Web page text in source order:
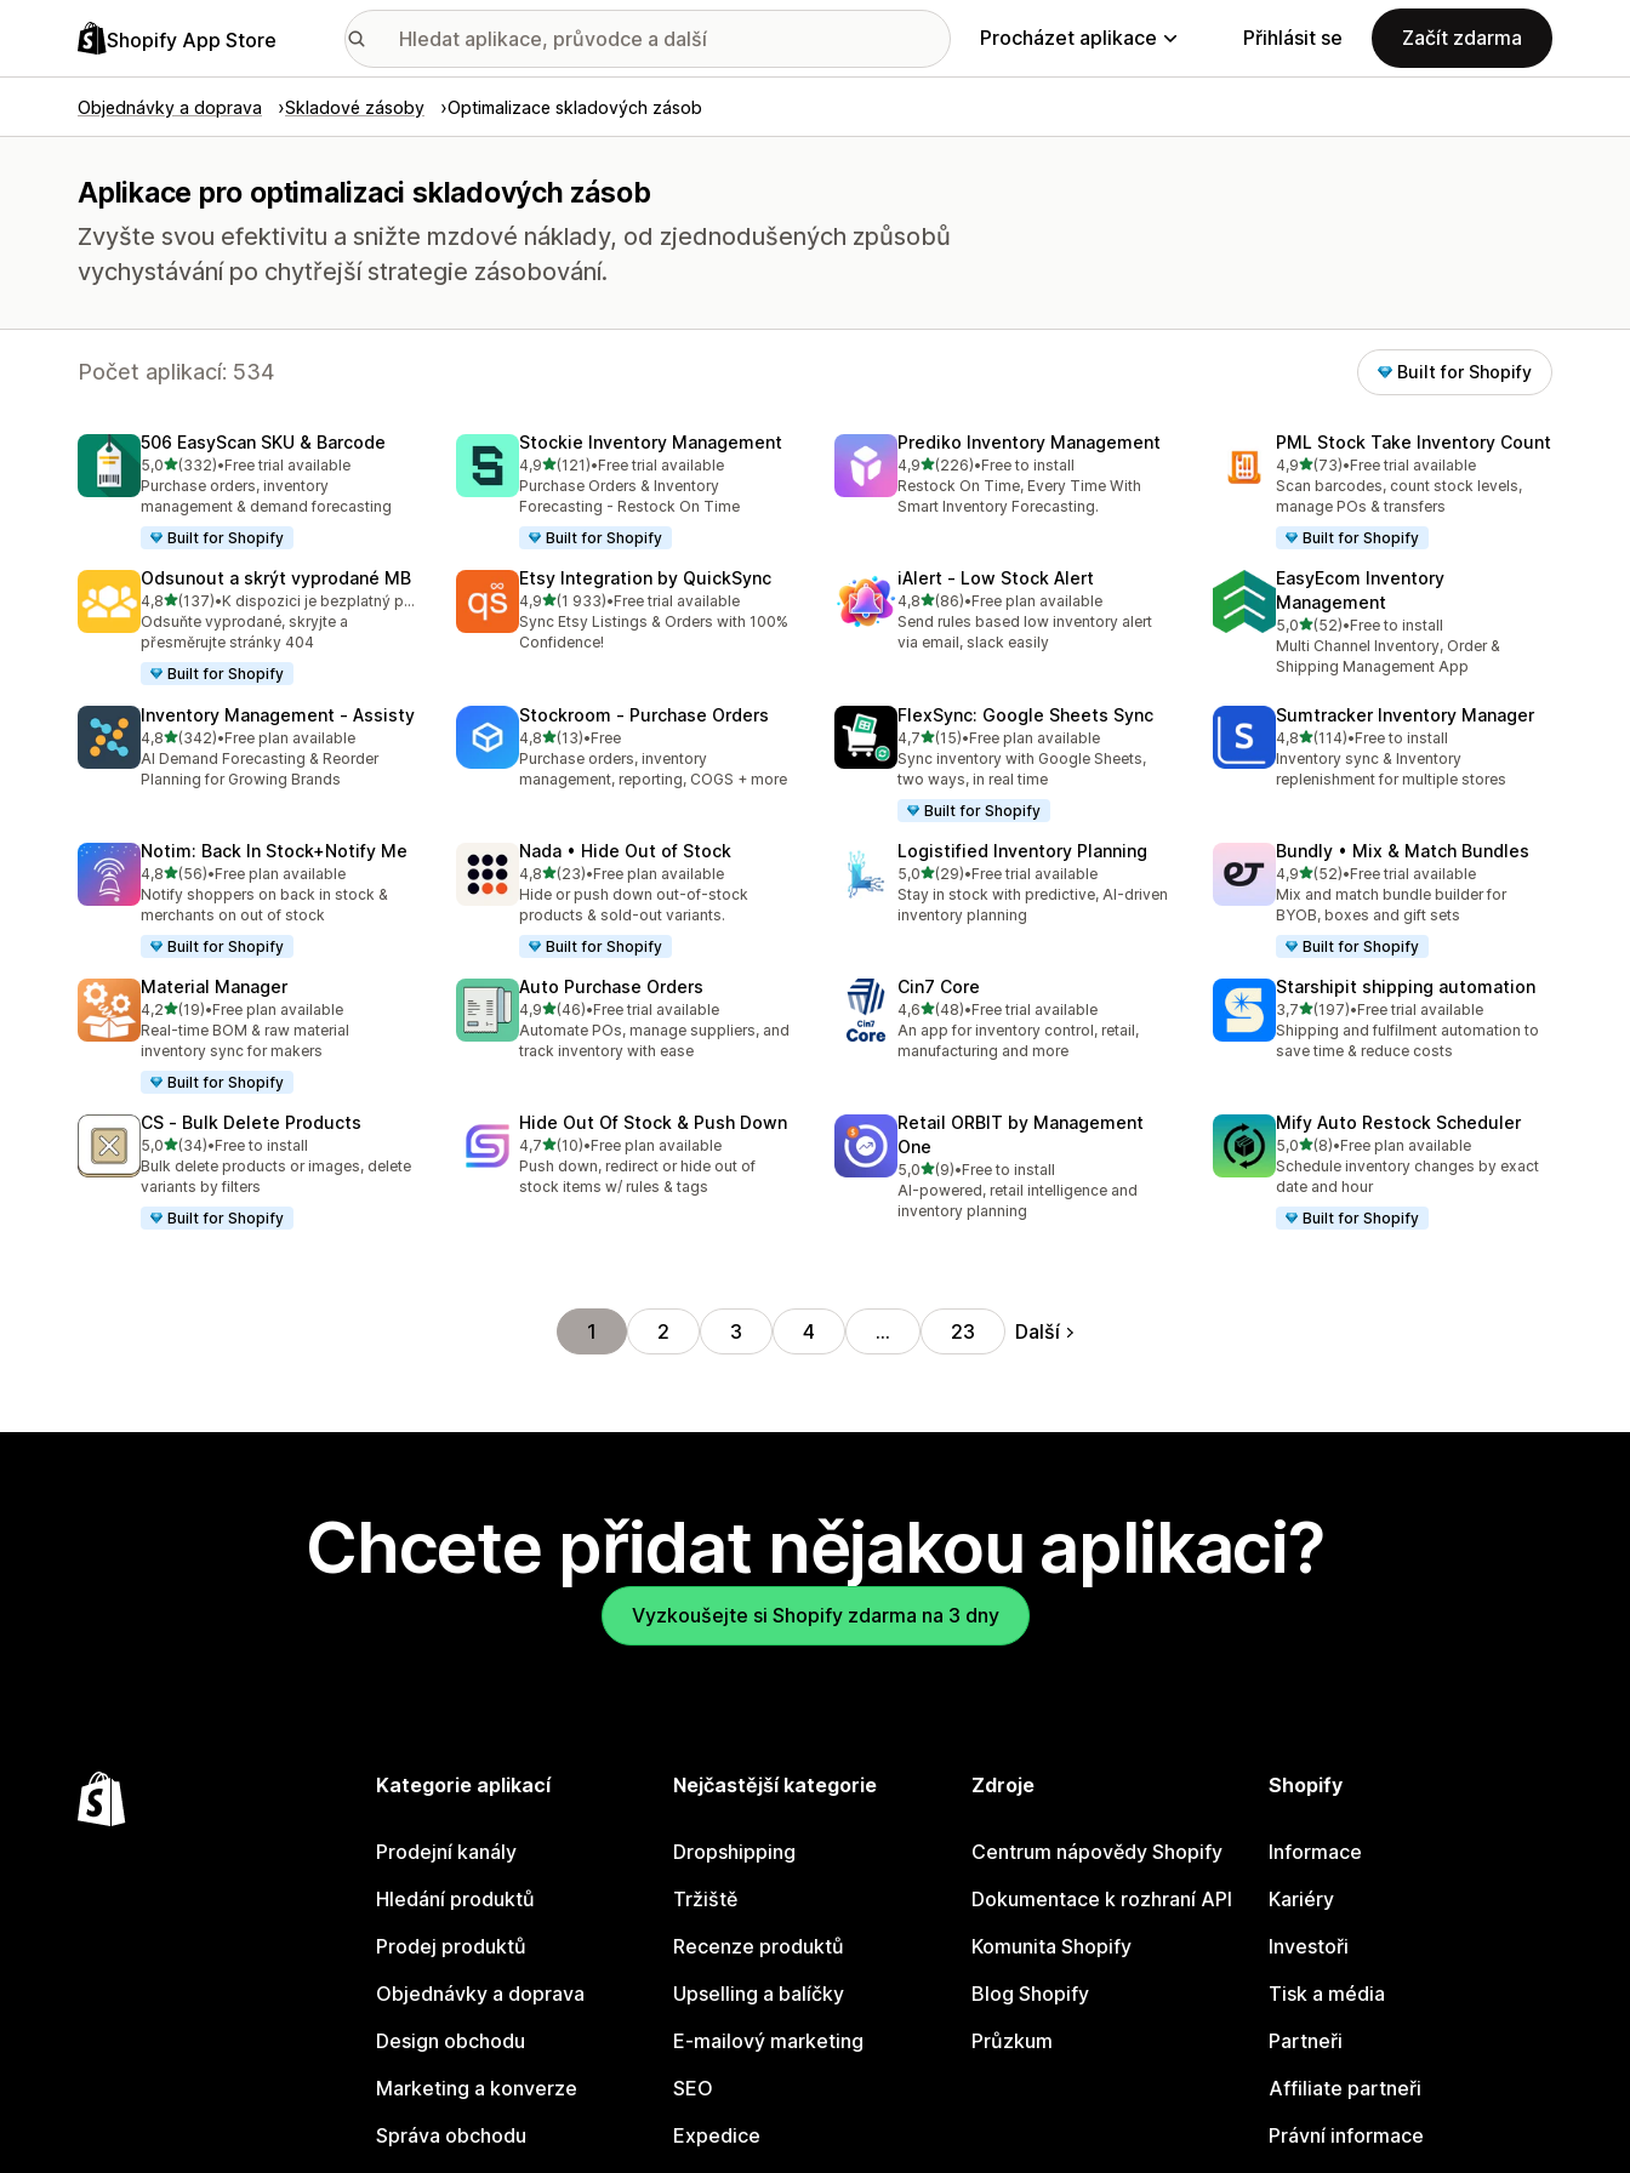
Shopify App Store Procházet aplikace Přihlásit se Začít zdarma
Objednávky a doprava Skladové zásoby Optimalizace skladových zásob
Aplikace pro optimalizaci skladových zásob
Zvyšte svou efektivitu a snižte mzdové náklady, od zjednodušených způsobů
vychystávání po chytřejší strategie zásobování.
Počet aplikací: 534 Built for Shopify
506 EasyScan SKU & Barcode
5,0z 5 hvězd
(332)
Celkový počet recenzí: 332
•Free trial available
Purchase orders, inventory
management & demand forecasting
Built for Shopify
Stockie Inventory Management
4,9z 5 hvězd
(121)
Celkový počet recenzí: 121
•Free trial available
Purchase Orders & Inventory
Forecasting - Restock On Time
Built for Shopify
Prediko Inventory Management
4,9z 5 hvězd
(226)
Celkový počet recenzí: 226
•Free to install
Restock On Time, Every Time With
Smart Inventory Forecasting.
PML Stock Take Inventory Count
4,9z 5 hvězd
(73)
Celkový počet recenzí: 73
•Free trial available
Scan barcodes, count stock levels,
manage POs & transfers
Built for Shopify
Odsunout a skrýt vyprodané MB
4,8z 5 hvězd
(137)
Celkový počet recenzí: 137
•
K dispozici je bezplatný plán
Odsuňte vyprodané, skryjte a
přesměrujte stránky 404
Built for Shopify
Etsy Integration by QuickSync
4,9z 5 hvězd
(1 933)
Celkový počet recenzí: 1933
•Free trial available
Sync Etsy Listings & Orders with 100%
Confidence!
iAlert ‑ Low Stock Alert
4,8z 5 hvězd
(86)
Celkový počet recenzí: 86
•Free plan available
Send rules based low inventory alert
via email, slack easily
EasyEcom Inventory
Management
5,0z 5 hvězd
(52)
Celkový počet recenzí: 52
•Free to install
Multi Channel Inventory, Order &
Shipping Management App
Inventory Management ‑ Assisty
4,8z 5 hvězd
(342)
Celkový počet recenzí: 342
•Free plan available
AI Demand Forecasting & Reorder
Planning for Growing Brands
Stockroom ‑ Purchase Orders
4,8z 5 hvězd
(13)
Celkový počet recenzí: 13
•Free
Purchase orders, inventory
management, reporting, COGS + more
FlexSync: Google Sheets Sync
4,7z 5 hvězd
(15)
Celkový počet recenzí: 15
•Free plan available
Sync inventory with Google Sheets,
two ways, in real time
Built for Shopify
Sumtracker Inventory Manager
4,8z 5 hvězd
(114)
Celkový počet recenzí: 114
•Free to install
Inventory sync & Inventory
replenishment for multiple stores
Notim: Back In Stock+Notify Me
4,8z 5 hvězd
(56)
Celkový počet recenzí: 56
•Free plan available
Notify shoppers on back in stock &
merchants on out of stock
Built for Shopify
Nada • Hide Out of Stock
4,8z 5 hvězd
(23)
Celkový počet recenzí: 23
•Free plan available
Hide or push down out-of-stock
products & sold-out variants.
Built for Shopify
Logistified Inventory Planning
5,0z 5 hvězd
(29)
Celkový počet recenzí: 29
•Free trial available
Stay in stock with predictive, AI-driven
inventory planning
Bundly • Mix & Match Bundles
4,9z 5 hvězd
(52)
Celkový počet recenzí: 52
•Free trial available
Mix and match bundle builder for
BYOB, boxes and gift sets
Built for Shopify
Material Manager
4,2z 5 hvězd
(19)
Celkový počet recenzí: 19
•Free plan available
Real-time BOM & raw material
inventory sync for makers
Built for Shopify
Auto Purchase Orders
4,9z 5 hvězd
(46)
Celkový počet recenzí: 46
•Free trial available
Automate POs, manage suppliers, and
track inventory with ease
Cin7 Core
4,6z 5 hvězd
(48)
Celkový počet recenzí: 48
•Free trial available
An app for inventory control, retail,
manufacturing and more
Starshipit shipping automation
3,7z 5 hvězd
(197)
Celkový počet recenzí: 197
•Free trial available
Shipping and fulfilment automation to
save time & reduce costs
CS ‑ Bulk Delete Products
5,0z 5 hvězd
(34)
Celkový počet recenzí: 34
•Free to install
Bulk delete products or images, delete
variants by filters
Built for Shopify
Hide Out Of Stock & Push Down
4,7z 5 hvězd
(10)
Celkový počet recenzí: 10
•Free plan available
Push down, redirect or hide out of
stock items w/ rules & tags
Retail ORBIT by Management
One
5,0z 5 hvězd
(9)
Celkový počet recenzí: 9
•Free to install
AI-powered, retail intelligence and
inventory planning
Mify Auto Restock Scheduler
5,0z 5 hvězd
(8)
Celkový počet recenzí: 8
•Free plan available
Schedule inventory changes by exact
date and hour
Built for Shopify
1 2 3 4 … 23 Další
Chcete přidat nějakou aplikaci?
Vyzkoušejte si Shopify zdarma na 3 dny
Kategorie aplikací
Prodejní kanály
Hledání produktů
Prodej produktů
Objednávky a doprava
Design obchodu
Marketing a konverze
Správa obchodu
Nejčastější kategorie
Dropshipping
Tržiště
Recenze produktů
Upselling a balíčky
E-mailový marketing
SEO
Expedice
Zdroje
Centrum nápovědy Shopify
Dokumentace k rozhraní API
Komunita Shopify
Blog Shopify
Průzkum
Shopify
Informace
Kariéry
Investoři
Tisk a média
Partneři
Affiliate partneři
Právní informace